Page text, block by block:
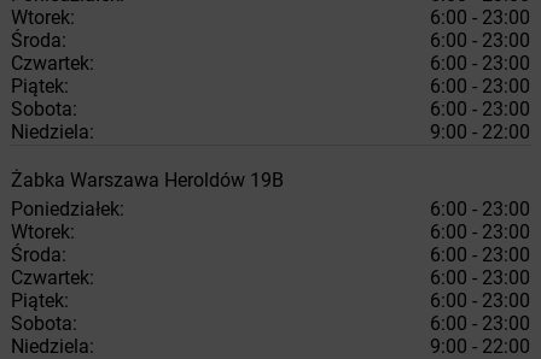
Wtorek:
6:00 - 23:00
Środa:
6:00 - 23:00
Czwartek:
6:00 - 23:00
Piątek:
6:00 - 23:00
Sobota:
6:00 - 23:00
Niedziela:
9:00 - 22:00
Żabka Warszawa Heroldów 19B
Poniedziałek:
6:00 - 23:00
Wtorek:
6:00 - 23:00
Środa:
6:00 - 23:00
Czwartek:
6:00 - 23:00
Piątek:
6:00 - 23:00
Sobota:
6:00 - 23:00
Niedziela:
9:00 - 22:00